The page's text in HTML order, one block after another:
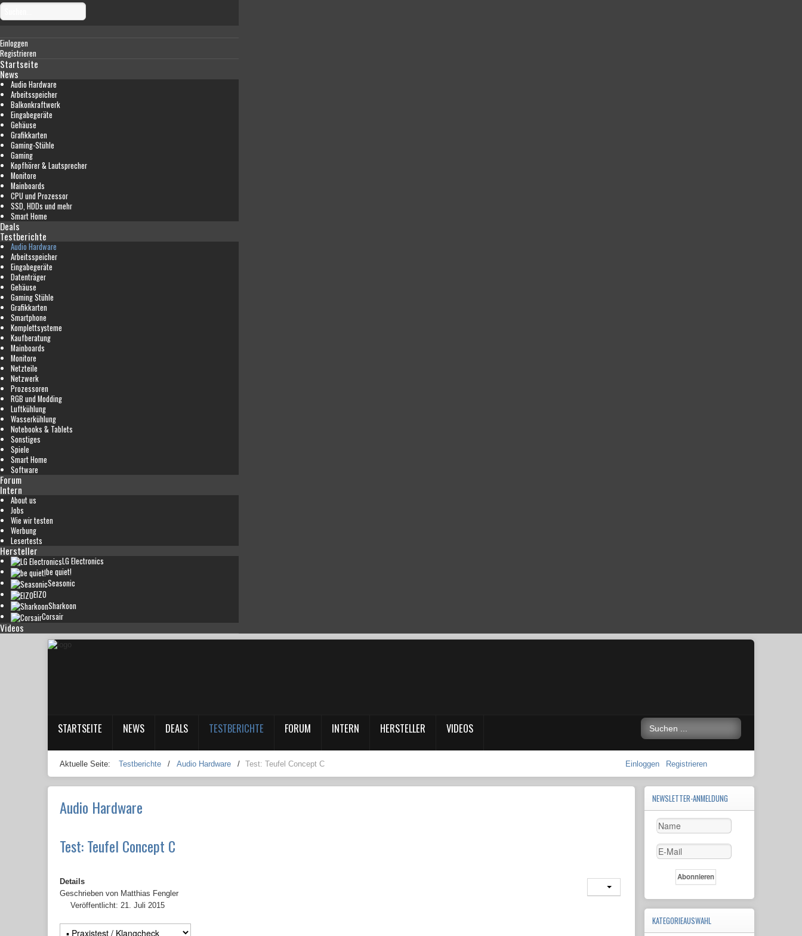
Einloggen
Registrieren
Startseite
News
Audio Hardware
Arbeitsspeicher
Balkonkraftwerk
Eingabegeräte
Gehäuse
Grafikkarten
Gaming-Stühle
Gaming
Kopfhörer & Lautsprecher
Monitore
Mainboards
CPU und Prozessor
SSD, HDDs und mehr
Smart Home
Deals
Testberichte
Audio Hardware
Arbeitsspeicher
Eingabegeräte
Datenträger
Gehäuse
Gaming Stühle
Grafikkarten
Smartphone
Komplettsysteme
Kaufberatung
Mainboards
Monitore
Netzteile
Netzwerk
Prozessoren
RGB und Modding
Luftkühlung
Wasserkühlung
Notebooks & Tablets
Sonstiges
Spiele
Smart Home
Software
Forum
Intern
About us
Jobs
Wie wir testen
Werbung
Lesertests
Hersteller
LG Electronics
be quiet!
Seasonic
EIZO
Sharkoon
Corsair
Videos
STARTSEITE NEWS DEALS TESTBERICHTE FORUM INTERN HERSTELLER VIDEOS
Aktuelle Seite: Testberichte / Audio Hardware / Test: Teufel Concept C Einloggen Registrieren
Audio Hardware
Test: Teufel Concept C
Details
Geschrieben von Matthias Fengler
Veröffentlicht: 21. Juli 2015
NEWSLETTER-ANMELDUNG
KATEGORIEAUSWAHL